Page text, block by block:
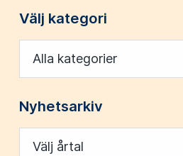
Välj kategori
Alla kategorier
Nyhetsarkiv
Välj årtal